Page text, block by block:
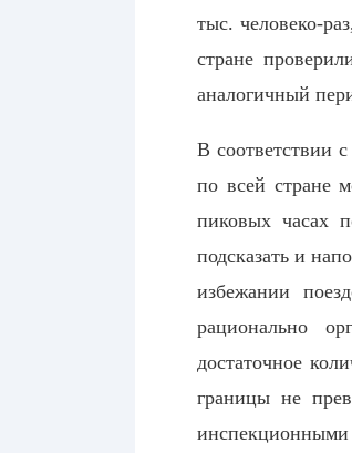
тыс. человеко-
стране
аналогичный
В соответствии
по всей стране
пиковых часах
подсказать и
избежании
рационально
достаточное
границы не
инспекционными